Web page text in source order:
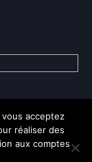
par courrier
de notre
acceptez
réaliser des
aux comptes